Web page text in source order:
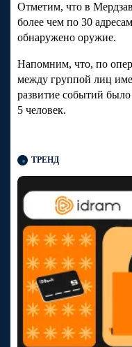
Отметим, что в
более чем по 30
обнаружено оружие.
Напомним, что, по
между группой лиц
развитие событий
5 человек.
ТРЕНД